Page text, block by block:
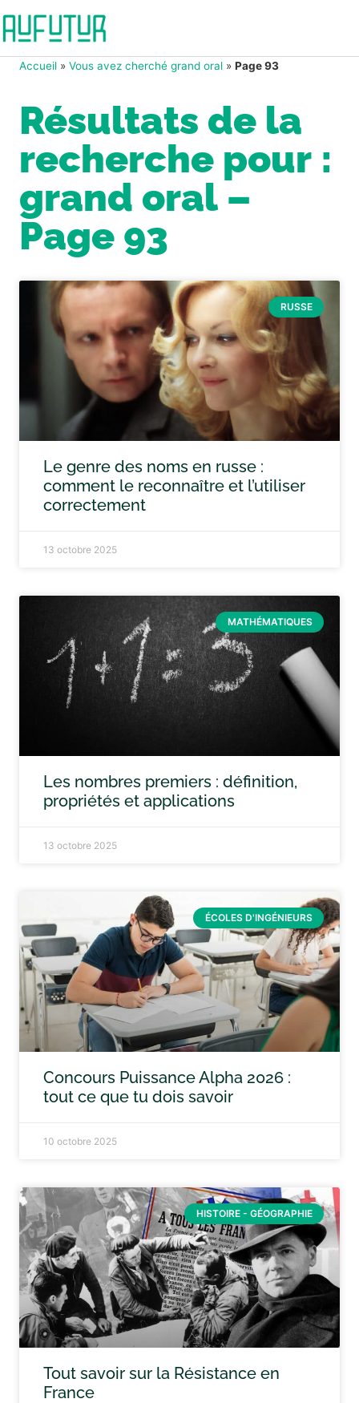
Accueil » Vous avez cherché grand oral » Page 93
Résultats de la
recherche pour :
grand oral –
Page 93
RUSSE
Le genre des noms en russe :
comment le reconnaître et l’utiliser
correctement
13 octobre 2025
MATHÉMATIQUES
Les nombres premiers : définition,
propriétés et applications
13 octobre 2025
ÉCOLES D'INGÉNIEURS
Concours Puissance Alpha 2026 :
tout ce que tu dois savoir
10 octobre 2025
HISTOIRE - GÉOGRAPHIE
Tout savoir sur la Résistance en
France